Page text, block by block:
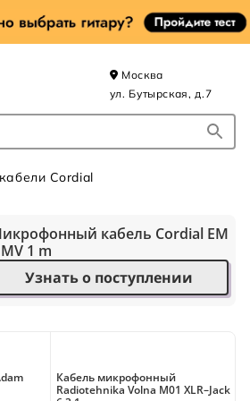
Москва
ул. Бутырская, д.7
Cordial
кабель Cordial EM
1 m
Узнать о поступлении
Кабель микрофонный
Radiotehnika Volna M01 XLR–Jack